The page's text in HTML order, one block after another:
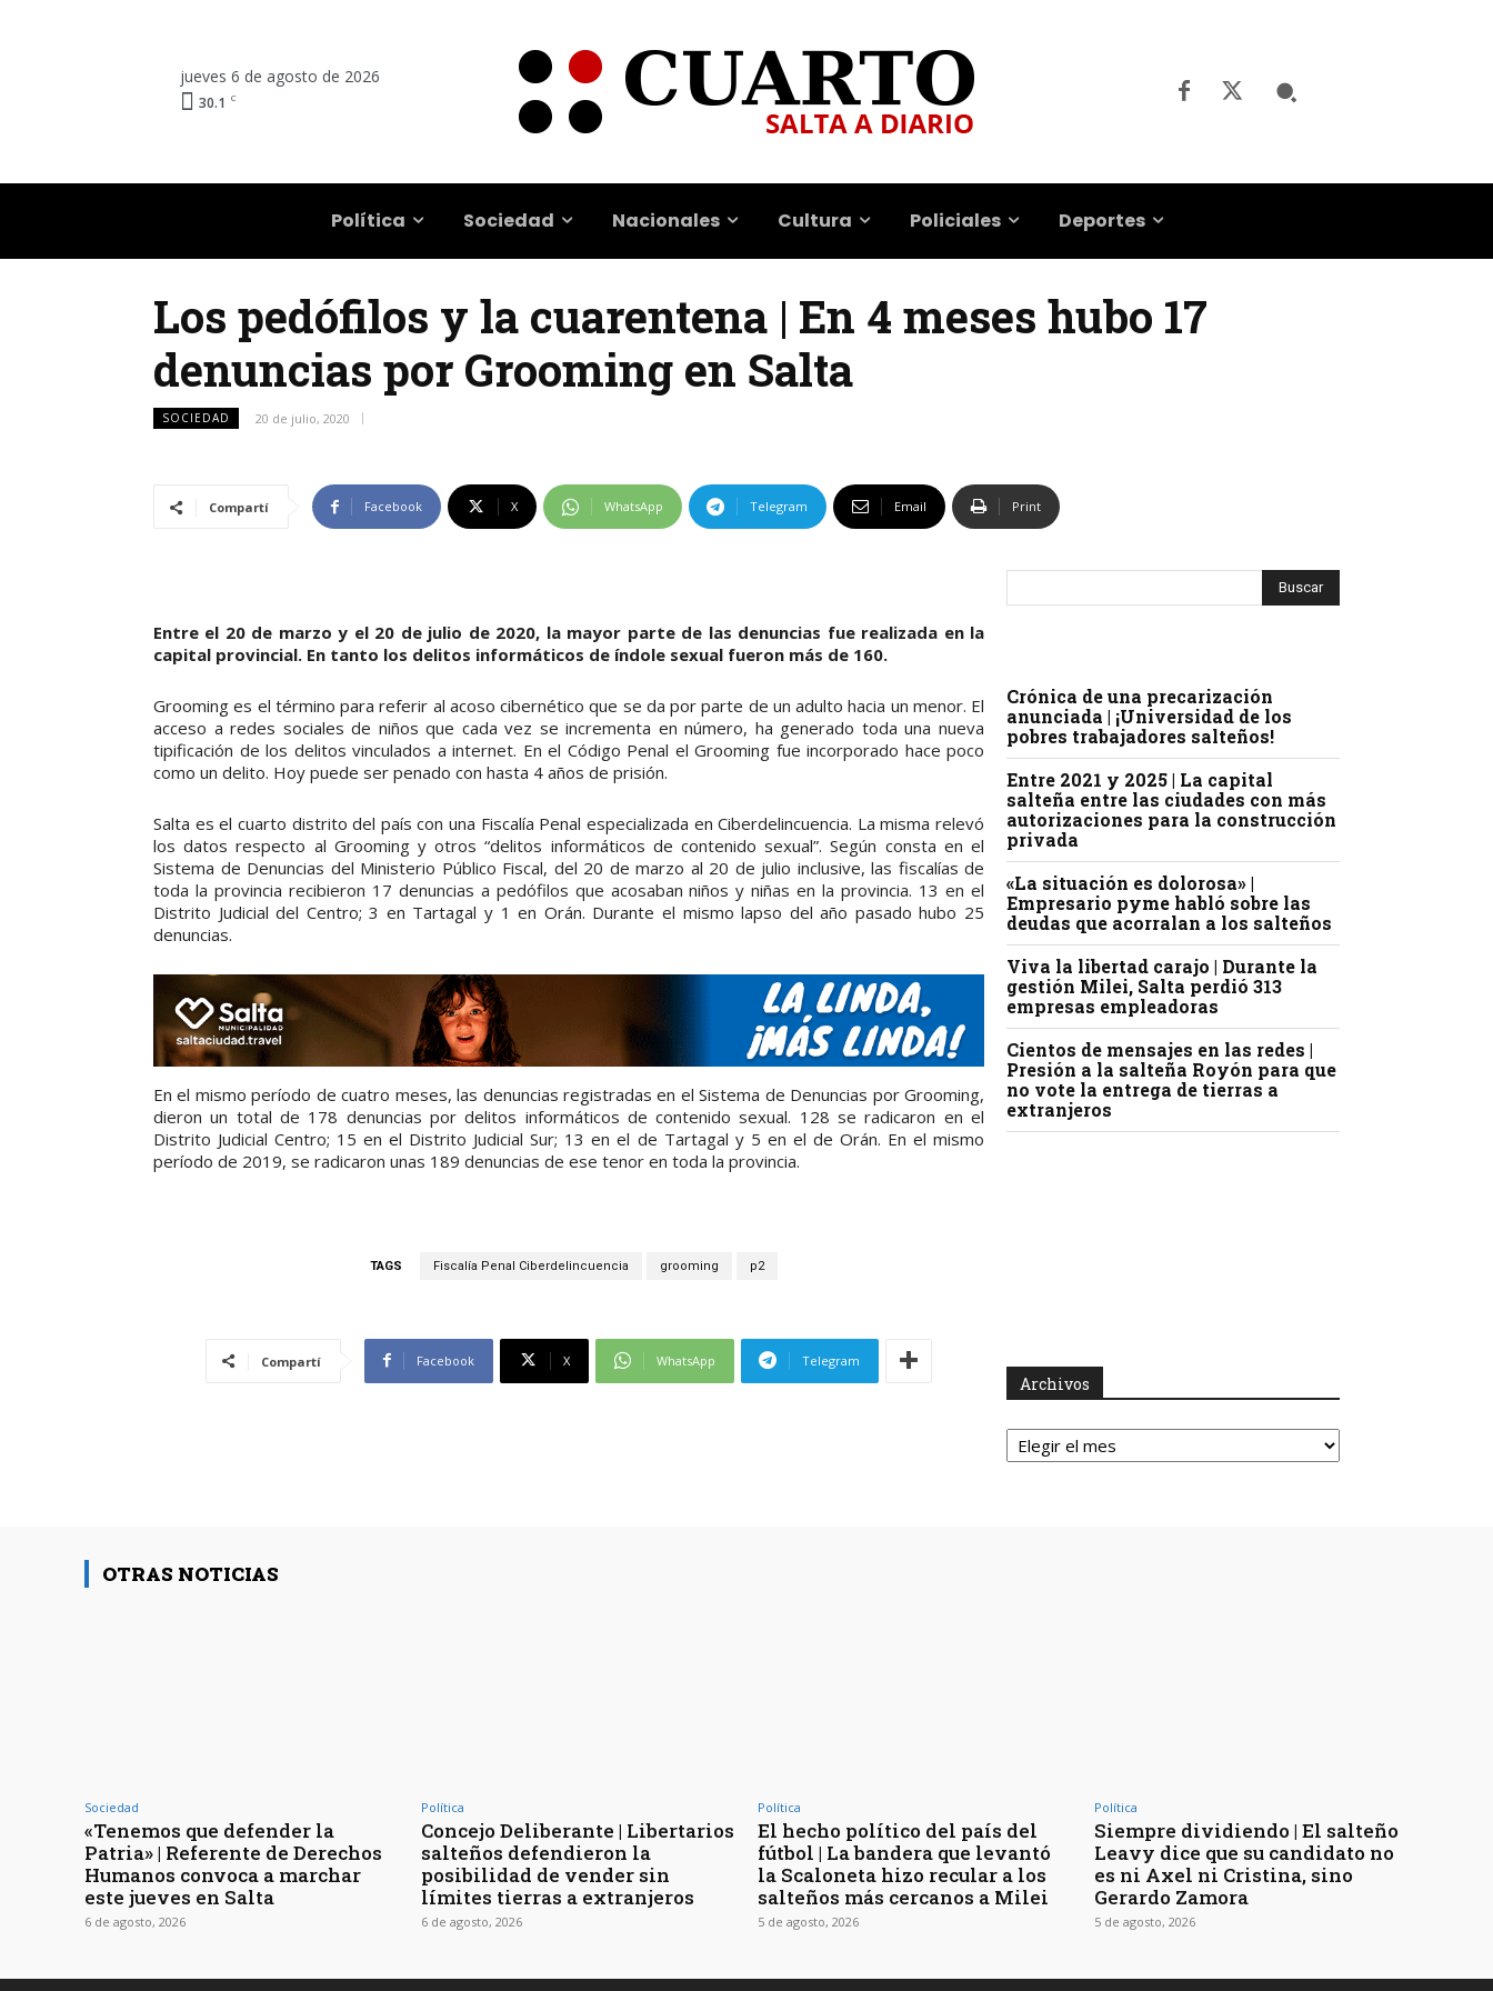
jueves 6 de agosto de 2026
30.1 C
Política Sociedad Nacionales Cultura Policiales Deportes
Los pedófilos y la cuarentena | En 4 meses hubo 17
denuncias por Grooming en Salta
SOCIEDAD 20 de julio, 2020
Compartí Facebook X WhatsApp Telegram Email Print
Entre el 20 de marzo y el 20 de julio de 2020, la mayor parte de las denuncias fue realizada en la
capital provincial. En tanto los delitos informáticos de índole sexual fueron más de 160.
Grooming es el término para referir al acoso cibernético que se da por parte de un adulto hacia un menor. El
acceso a redes sociales de niños que cada vez se incrementa en número, ha generado toda una nueva
tipificación de los delitos vinculados a internet. En el Código Penal el Grooming fue incorporado hace poco
como un delito. Hoy puede ser penado con hasta 4 años de prisión.
Salta es el cuarto distrito del país con una Fiscalía Penal especializada en Ciberdelincuencia. La misma relevó
los datos respecto al Grooming y otros “delitos informáticos de contenido sexual”. Según consta en el
Sistema de Denuncias del Ministerio Público Fiscal, del 20 de marzo al 20 de julio inclusive, las fiscalías de
toda la provincia recibieron 17 denuncias a pedófilos que acosaban niños y niñas en la provincia. 13 en el
Distrito Judicial del Centro; 3 en Tartagal y 1 en Orán. Durante el mismo lapso del año pasado hubo 25
denuncias.
En el mismo período de cuatro meses, las denuncias registradas en el Sistema de Denuncias por Grooming,
dieron un total de 178 denuncias por delitos informáticos de contenido sexual. 128 se radicaron en el
Distrito Judicial Centro; 15 en el Distrito Judicial Sur; 13 en el de Tartagal y 5 en el de Orán. En el mismo
período de 2019, se radicaron unas 189 denuncias de ese tenor en toda la provincia.
TAGS Fiscalía Penal Ciberdelincuencia grooming p2
Compartí Facebook X WhatsApp Telegram
Crónica de una precarización
anunciada | ¡Universidad de los
pobres trabajadores salteños!
Entre 2021 y 2025 | La capital
salteña entre las ciudades con más
autorizaciones para la construcción
privada
«La situación es dolorosa» |
Empresario pyme habló sobre las
deudas que acorralan a los salteños
Viva la libertad carajo | Durante la
gestión Milei, Salta perdió 313
empresas empleadoras
Cientos de mensajes en las redes |
Presión a la salteña Royón para que
no vote la entrega de tierras a
extranjeros
Archivos
Archivos
OTRAS NOTICIAS
Sociedad
«Tenemos que defender la
Patria» | Referente de Derechos
Humanos convoca a marchar
este jueves en Salta
6 de agosto, 2026
Política
Concejo Deliberante | Libertarios
salteños defendieron la
posibilidad de vender sin
límites tierras a extranjeros
6 de agosto, 2026
Política
El hecho político del país del
fútbol | La bandera que levantó
la Scaloneta hizo recular a los
salteños más cercanos a Milei
5 de agosto, 2026
Política
Siempre dividiendo | El salteño
Leavy dice que su candidato no
es ni Axel ni Cristina, sino
Gerardo Zamora
5 de agosto, 2026